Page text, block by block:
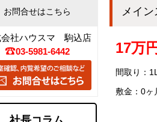
メイ
17万円
間取り：
敷金：0
お問合せはこちら
会社ハウスマ 駒込店
03-5981-6442